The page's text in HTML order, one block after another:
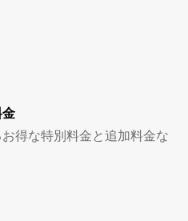
得な特別料金と追加料金な